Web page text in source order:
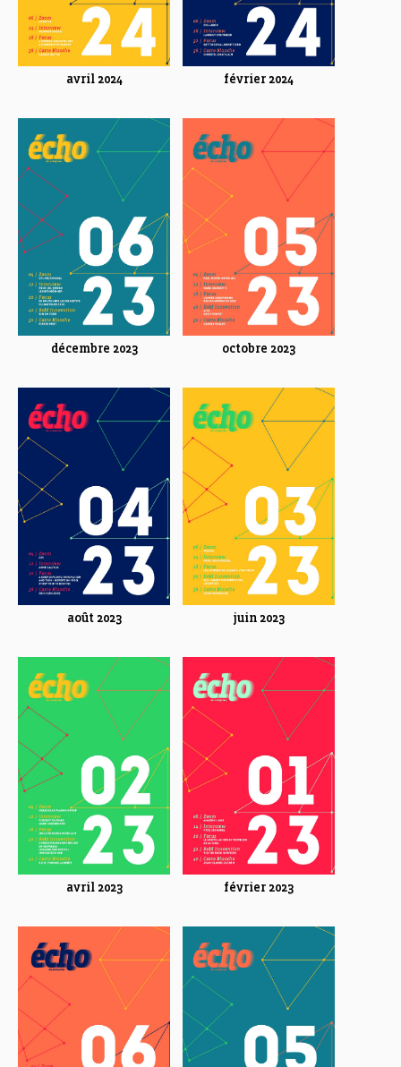
avril 2024 février 2024
décembre 2023 octobre 2023
août 2023 juin 2023
avril 2023 février 2023